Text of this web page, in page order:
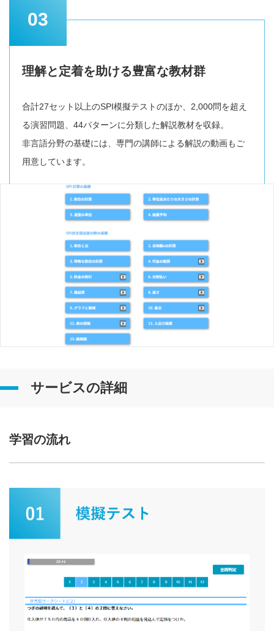
理解と定着を助ける豊富な教材群
合計27セット以上のSPI模擬テストのほか、2,000問を超え
る演習問題、44パターンに分類した解説教材を収録。
非言語分野の基礎には、専門の講師による解説の動画もご
用意しています。
03
サービスの詳細
学習の流れ